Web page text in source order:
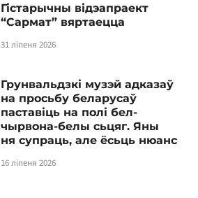
Гістарычны відэапраект
“Сармат” вяртаецца
31 ліпеня 2026
Грунвальдзкі музэй адказаў
на просьбу беларусаў
паставіць на полі бел-
чырвона-белы сьцяг. Яны
ня супраць, але ёсьць нюанс
16 ліпеня 2026